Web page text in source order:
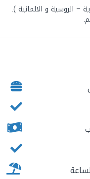
– الروسية و الالمانية ).